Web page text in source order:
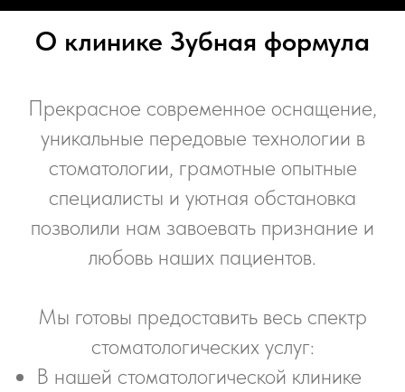
О клинике Зубная формула
Прекрасное современное оснащение,
уникальные передовые технологии в
стоматологии, грамотные опытные
специалисты и уютная обстановка
позволили нам завоевать признание и
любовь наших пациентов.
Мы готовы предоставить весь спектр
стоматологических услуг:
В нашей стоматологической клинике